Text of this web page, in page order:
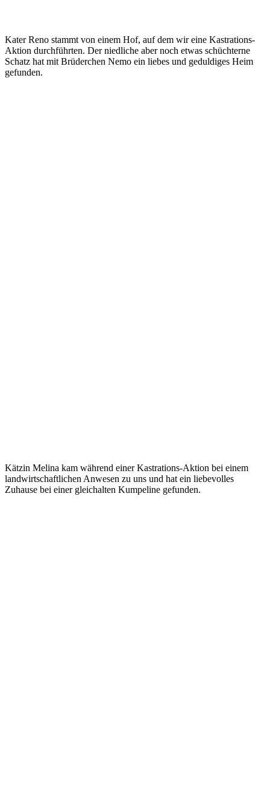
Kater Reno stammt von einem Hof, auf dem wir eine Kastrations-
Aktion durchführten. Der niedliche aber noch etwas schüchterne
Schatz hat mit Brüderchen Nemo ein liebes und geduldiges Heim
gefunden.
Kätzin Melina kam während einer Kastrations-Aktion bei einem
landwirtschaftlichen Anwesen zu uns und hat ein liebevolles
Zuhause bei einer gleichalten Kumpeline gefunden.